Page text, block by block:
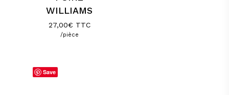
WILLIAMS
27,00€ TTC
/pièce
Save